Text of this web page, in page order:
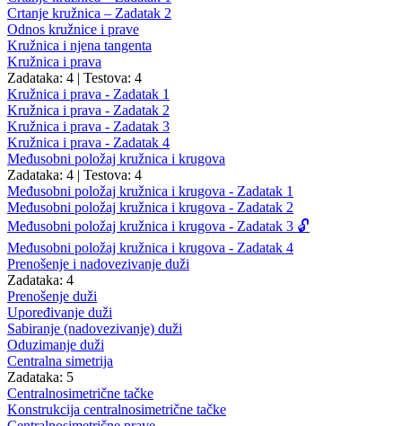
Crtanje kružnica – Zadatak 2
Odnos kružnice i prave
Kružnica i njena tangenta
Kružnica i prava
Zadataka: 4 | Testova: 4
Kružnica i prava - Zadatak 1
Kružnica i prava - Zadatak 2
Kružnica i prava - Zadatak 3
Kružnica i prava - Zadatak 4
Međusobni položaj kružnica i krugova
Zadataka: 4 | Testova: 4
Međusobni položaj kružnica i krugova - Zadatak 1
Međusobni položaj kružnica i krugova - Zadatak 2
Međusobni položaj kružnica i krugova - Zadatak 3 🔓
Međusobni položaj kružnica i krugova - Zadatak 4
Prenošenje i nadovezivanje duži
Zadataka: 4
Prenošenje duži
Upoređivanje duži
Sabiranje (nadovezivanje) duži
Oduzimanje duži
Centralna simetrija
Zadataka: 5
Centralnosimetrične tačke
Konstrukcija centralnosimetrične tačke